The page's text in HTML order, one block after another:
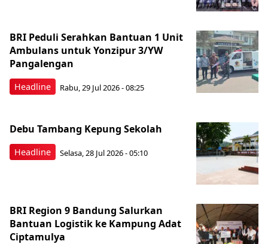
Headline
BRI Peduli Serahkan Bantuan 1 Unit
Ambulans untuk Yonzipur 3/YW
Pangalengan
Rabu, 29 Jul 2026 - 08:25
Headline
Debu Tambang Kepung Sekolah
Selasa, 28 Jul 2026 - 05:10
BRI Region 9 Bandung Salurkan
Bantuan Logistik ke Kampung Adat
Ciptamulya